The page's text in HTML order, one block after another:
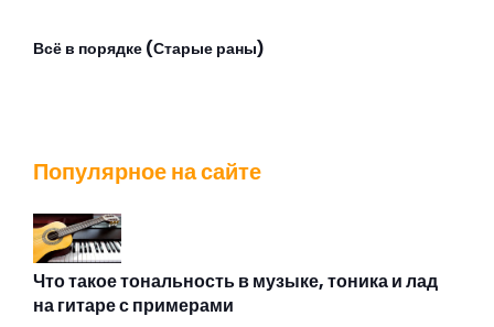
Всё в порядке (Старые раны)
Горький ангел (Призрак сладкой N)
Популярное на сайте
Что такое тональность в музыке, тоника и лад
на гитаре с примерами